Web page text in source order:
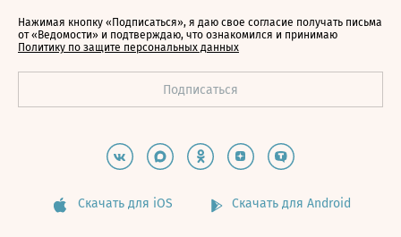
Нажимая кнопку «Подписаться», я даю свое согласие получать письма
от «Ведомости» и подтверждаю, что ознакомился и принимаю
Политику по защите персональных данных
Скачать для iOS Скачать для Android